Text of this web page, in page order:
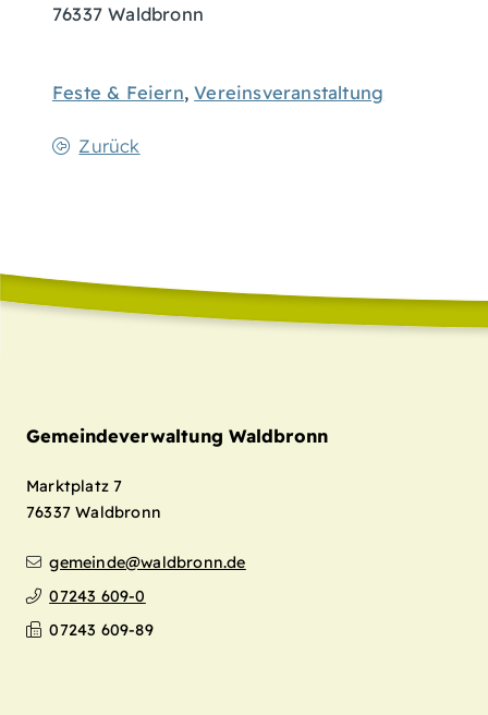
76337 Waldbronn
Feste & Feiern,Vereinsveranstaltung
Zurück
Gemeindeverwaltung Waldbronn
Marktplatz 7
76337 Waldbronn
gemeinde@waldbronn.de
07243 609-0
07243 609-89